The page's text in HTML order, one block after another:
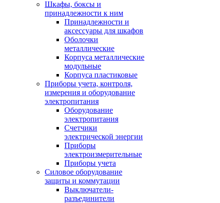
Шкафы, боксы и
принадлежности к ним
Принадлежности и
аксессуары для шкафов
Оболочки
металлические
Корпуса металлические
модульные
Корпуса пластиковые
Приборы учета, контроля,
измерения и оборудование
электропитания
Оборудование
электропитания
Счетчики
электрической энергии
Приборы
электроизмерительные
Приборы учета
Силовое оборудование
защиты и коммутации
Выключатели-
разъединители